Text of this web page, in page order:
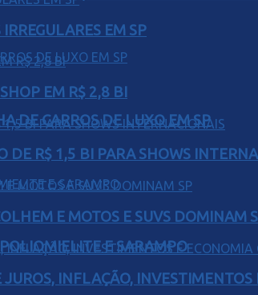
DE CARROS DE LUXO EM SP
E SARAMPO
EM SP
EM R$ 2,8 BI
DE R$ 1,5 BI PARA SHOWS
E MOTOS E SUVS DOMINAM
INFLAÇÃO,